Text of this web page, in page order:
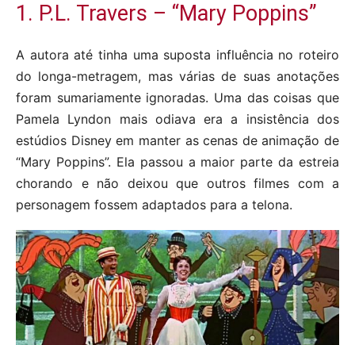
1. P.L. Travers – “Mary Poppins”
A autora até tinha uma suposta influência no roteiro
do longa-metragem, mas várias de suas anotações
foram sumariamente ignoradas. Uma das coisas que
Pamela Lyndon mais odiava era a insistência dos
estúdios Disney em manter as cenas de animação de
“Mary Poppins”. Ela passou a maior parte da estreia
chorando e não deixou que outros filmes com a
personagem fossem adaptados para a telona.